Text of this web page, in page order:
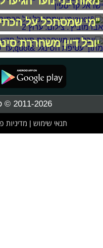
"מי שמסתכל על
יובל דיין משחררת
2011-2026 © פרוגי תקשורת בע"מ
תנאי שימוש מדיניות